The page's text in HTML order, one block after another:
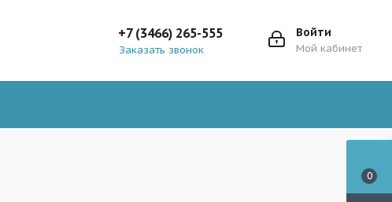
Войти
Мой кабинет
+7 (3466) 265-555
Заказать звонок
0